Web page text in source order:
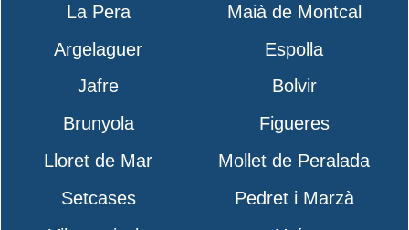
La Pera
Maià de Montcal
Argelaguer
Espolla
Jafre
Bolvir
Brunyola
Figueres
Lloret de Mar
Mollet de Peralada
Setcases
Pedret i Marzà